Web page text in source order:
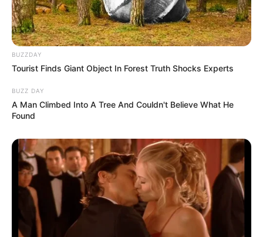
BUZZDAY
Tourist Finds Giant Object In Forest Truth Shocks Experts
BUZZ DAY
A Man Climbed Into A Tree And Couldn't Believe What He
Found